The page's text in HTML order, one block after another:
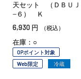
天セット （ＤＢＵＪ
−６） Ｋ
6,930 円 （税込）
在庫：○
OPポイント対象
Web限定
冷蔵